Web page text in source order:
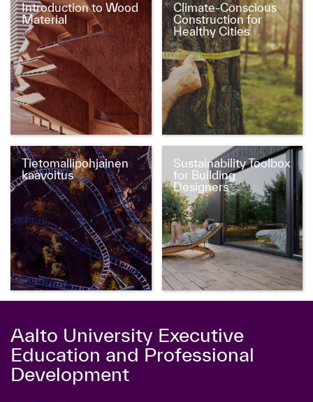
Introduction to Wood
Material
Climate-Conscious
Construction for
Healthy Cities
Tietomallipohjainen
kaavoitus
Sustainability Toolbox
for Building
Designers
Aalto University Executive
Education and Professional
Development